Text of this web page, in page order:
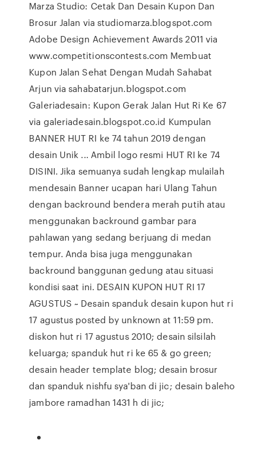
Marza Studio: Cetak Dan Desain Kupon Dan
Brosur Jalan via studiomarza.blogspot.com
Adobe Design Achievement Awards 2011 via
www.competitionscontests.com Membuat
Kupon Jalan Sehat Dengan Mudah Sahabat
Arjun via sahabatarjun.blogspot.com
Galeriadesain: Kupon Gerak Jalan Hut Ri Ke 67
via galeriadesain.blogspot.co.id Kumpulan
BANNER HUT RI ke 74 tahun 2019 dengan
desain Unik ... Ambil logo resmi HUT RI ke 74
DISINI. Jika semuanya sudah lengkap mulailah
mendesain Banner ucapan hari Ulang Tahun
dengan backround bendera merah putih atau
menggunakan backround gambar para
pahlawan yang sedang berjuang di medan
tempur. Anda bisa juga menggunakan
backround banggunan gedung atau situasi
kondisi saat ini. DESAIN KUPON HUT RI 17
AGUSTUS ~ Desain spanduk desain kupon hut ri
17 agustus posted by unknown at 11:59 pm.
diskon hut ri 17 agustus 2010; desain silsilah
keluarga; spanduk hut ri ke 65 & go green;
desain header template blog; desain brosur
dan spanduk nishfu sya'ban di jic; desain baleho
jambore ramadhan 1431 h di jic;